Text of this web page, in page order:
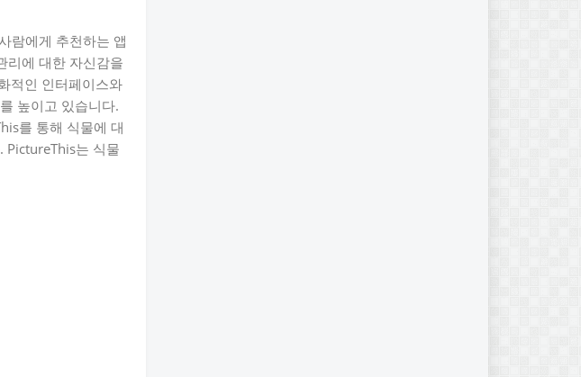
람에게 추천하는 앱
리에 대한 자신감을
적인 인터페이스와
높이고 있습니다.
를 통해 식물에 대
PictureThis는 식물